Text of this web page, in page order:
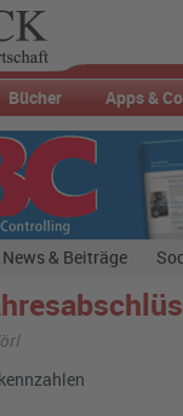
Bücher Apps &
News & Beiträge